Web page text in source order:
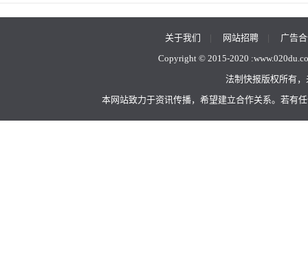
关于我们 | 网站招聘| 广告
Copyright © 2015-2020 :
法制快报版权所有
本网站致力于资讯传播，希望建立合作关系。若有